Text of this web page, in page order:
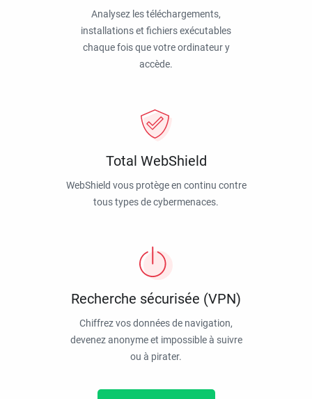
Analysez les téléchargements,
installations et fichiers exécutables
chaque fois que votre ordinateur y
accède.
Total WebShield
WebShield vous protège en continu contre
tous types de cybermenaces.
Recherche sécurisée (VPN)
Chiffrez vos données de navigation,
devenez anonyme et impossible à suivre
ou à pirater.